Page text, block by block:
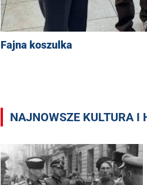
Fajna koszulka
NAJNOWSZE KULTURA I